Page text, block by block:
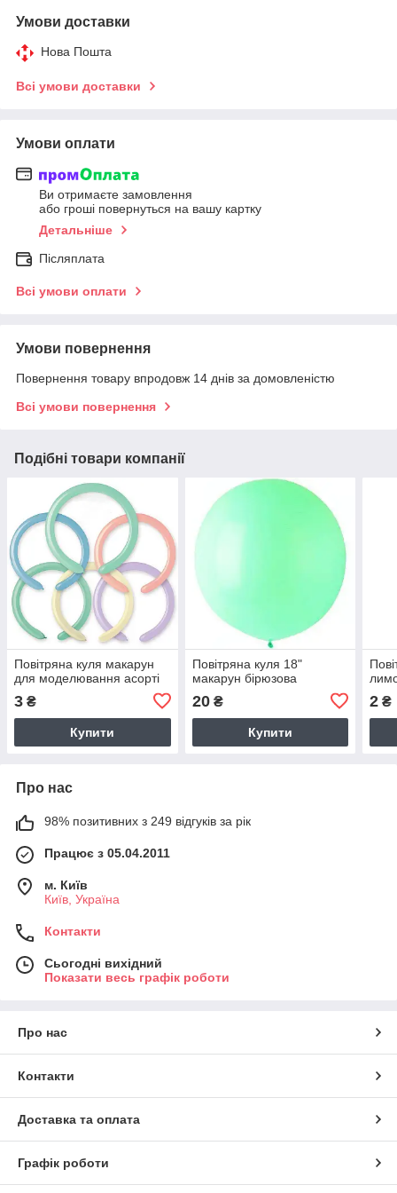
Умови доставки
Нова Пошта
Всі умови доставки
Умови оплати
Ви отримаєте замовлення
або гроші повернуться на вашу картку
Детальніше
Післяплата
Всі умови оплати
Умови повернення
Повернення товару впродовж 14 днів за домовленістю
Всі умови повернення
Подібні товари компанії
Повітряна куля макарун
для моделювання асорті
3 ₴
Купити
Повітряна куля 18"
макарун бірюзова
20₴
Купити
2 ₴
Про нас
98% позитивних з 249 відгуків за рік
Працює з 05.04.2011
м. Київ
Київ, Україна
Контакти
Сьогодні вихідний
Показати весь графік роботи
Про нас
Контакти
Доставка та оплата
Графік роботи